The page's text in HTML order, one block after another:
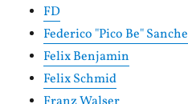
FD
Federico "Pico Be"
Felix Benjamin
Felix Schmid